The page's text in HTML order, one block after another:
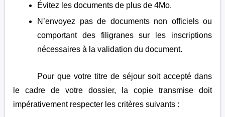
Évitez les documents de plus de 4Mo.
N’envoyez pas de documents non officiels ou
comportant des filigranes sur les inscriptions
nécessaires à la validation du document.
Pour que votre titre de séjour soit accepté dans
le cadre de votre dossier, la copie transmise doit
impérativement respecter les critères suivants :